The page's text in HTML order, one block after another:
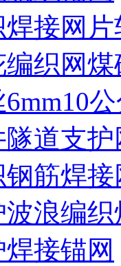
接网
织网
道支护
筋焊接
浪编
接锚网